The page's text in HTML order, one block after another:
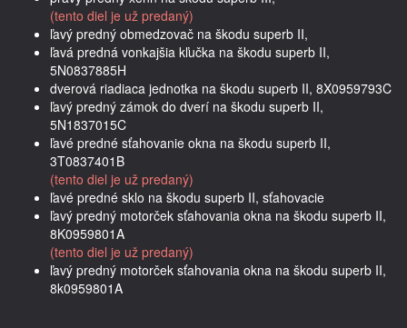
(tento diel je už predaný)
ľavý predný obmedzovač na škodu superb II,
ľavá predná vonkajšia kľučka na škodu superb II,
5N0837885H
dverová riadiaca jednotka na škodu superb II, 8X0959793C
ľavý predný zámok do dverí na škodu superb II,
5N1837015C
ľavé predné sťahovanie okna na škodu superb II,
3T0837401B
(tento diel je už predaný)
ľavé predné sklo na škodu superb II, sťahovacie
ľavý predný motorček sťahovania okna na škodu superb II,
8K0959801A
(tento diel je už predaný)
ľavý predný motorček sťahovania okna na škodu superb II,
8k0959801A